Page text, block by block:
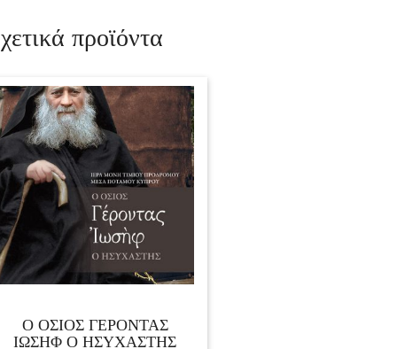
προϊόντα
Ο ΟΣΙΟΣ ΓΕΡΟΝΤΑΣ
ΙΩΣΗΦ Ο ΗΣΥΧΑΣΤΗΣ